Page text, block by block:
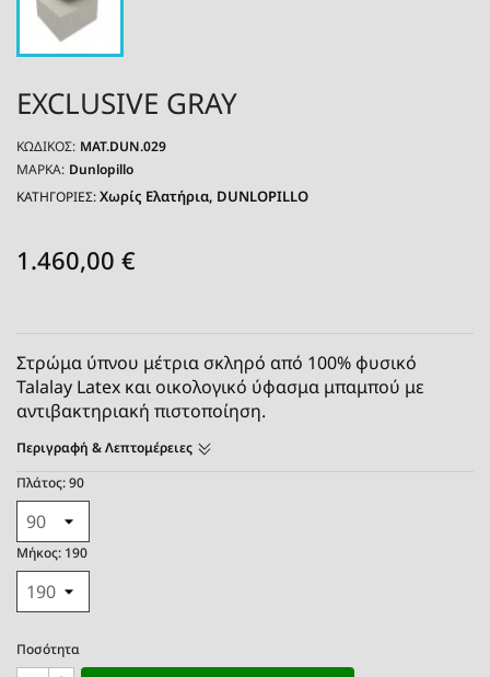
EXCLUSIVE GRAY
ΚΩΔΙΚΌΣ: MAT.DUN.029
ΜΆΡΚΑ: Dunlopillo
ΚΑΤΗΓΟΡΙΕΣ:Χωρίς Ελατήρια DUNLOPILLO
1.460,00 €
Στρώμα ύπνου μέτρια σκληρό από 100% φυσικό
Talalay Latex και οικολογικό ύφασμα μπαμπού με
αντιβακτηριακή πιστοποίηση.
Περιγραφή & Λεπτομέρειες
Πλάτος: 90
Μήκος: 190
Ποσότητα